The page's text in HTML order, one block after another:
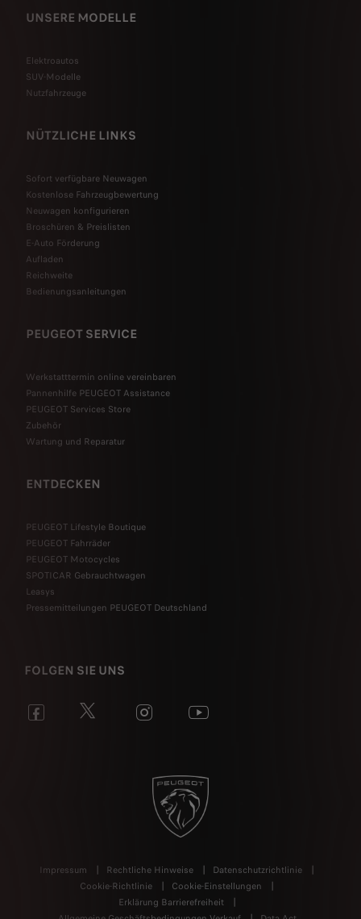
UNSERE MODELLE
Elektroautos
SUV-Modelle
Nutzfahrzeuge
NÜTZLICHE LINKS
Sofort verfügbare Neuwagen
Kostenlose Fahrzeugbewertung
Neuwagen konfigurieren
Broschüren & Preislisten
E-Auto Förderung
Aufladen
Reichweite
Bedienungsanleitungen
PEUGEOT SERVICE
Werkstatttermin online vereinbaren
Pannenhilfe PEUGEOT Assistance
PEUGEOT Services Store
Zubehör
Wartung und Reparatur
ENTDECKEN
PEUGEOT Lifestyle Boutique
PEUGEOT Fahrräder
PEUGEOT Motocycles
SPOTICAR Gebrauchtwagen
Leasys
Pressemitteilungen PEUGEOT Deutschland
FOLGEN SIE UNS
Impressum Rechtliche Hinweise
Datenschutzrichtlinie
Cookie-Richtlinie
Cookie-Einstellungen
Erklärung Barrierefreiheit